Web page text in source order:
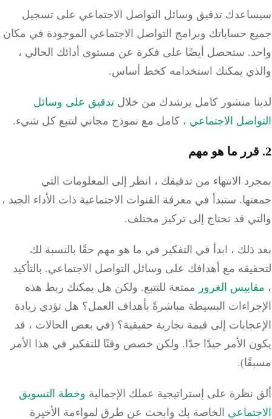
تدقيق وسائل التواصل الاجتماعي على تسجيل
حساباتك وبرامج التواصل الاجتماعي الموجودة في مكان
ستحصل أيضًا على فكرة عن مستوى أدائك الحالي ،
يمكنك استخدامه كخط أساس.
منشور كامل يرشدك من خلالتدقيق على وسائل
الاجتماعي، كامل مع نموذج مجاني لتتبع كل شيء.
الانتهاء من تدقيقك ، انظر إلى المعلومات التي
ستبدأ في معرفة القنوات الاجتماعية ذات الأداء الجيد ،
قد تحتاج إلى تركيز مختلف.
ذلك ، ابدأ في التفكير في ما هو مهم حقًا بالنسبة لك
مع أهدافك على وسائل التواصل الاجتماعي.بالتأكيد
الغرورممتعة للتتبع.ولكن هل يمكنك ربط هذه
البسيطة مباشرةً بأهداف العمل؟هل تؤدي زيادة
إلى قيمة تجارية حقيقية؟(في بعض الحالات ، قد
الأمر جيدًا جدًا. ولكن خصص وقتًا للتفكير في هذا الأمر
نظرة على إستراتيجية عملك الإجماليةوخطة التسويق
الخاصة بك وابحث عن طرق لمواءمة الأخيرة